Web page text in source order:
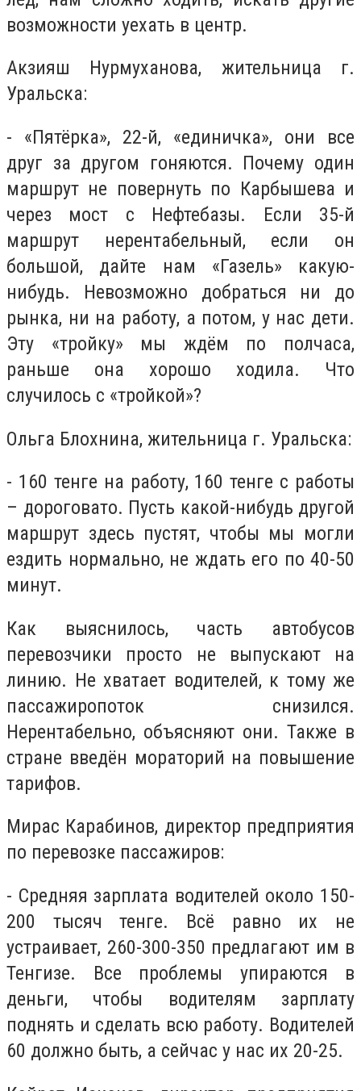
возможности уехать в центр.
Акзияш Нурмуханова, жительница г.
Уральска:
- «Пятёрка», 22-й, «единичка», они все
друг за другом гоняются. Почему один
маршрут не повернуть по Карбышева и
через мост с Нефтебазы. Если 35-й
маршрут нерентабельный, если он
большой, дайте нам «Газель» какую-
нибудь. Невозможно добраться ни до
рынка, ни на работу, а потом, у нас дети.
Эту «тройку» мы ждём по полчаса,
раньше она хорошо ходила. Что
случилось с «тройкой»?
Ольга Блохнина, жительница г. Уральска:
- 160 тенге на работу, 160 тенге с работы
– дороговато. Пусть какой-нибудь другой
маршрут здесь пустят, чтобы мы могли
ездить нормально, не ждать его по 40-50
минут.
Как выяснилось, часть автобусов
перевозчики просто не выпускают на
линию. Не хватает водителей, к тому же
пассажиропоток снизился.
Нерентабельно, объясняют они. Также в
стране введён мораторий на повышение
тарифов.
Мирас Карабинов, директор предприятия
по перевозке пассажиров:
- Средняя зарплата водителей около 150-
200 тысяч тенге. Всё равно их не
устраивает, 260-300-350 предлагают им в
Тенгизе. Все проблемы упираются в
деньги, чтобы водителям зарплату
поднять и сделать всю работу. Водителей
60 должно быть, а сейчас у нас их 20-25.